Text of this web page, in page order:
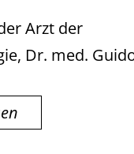
Arzt der
Dr. med.